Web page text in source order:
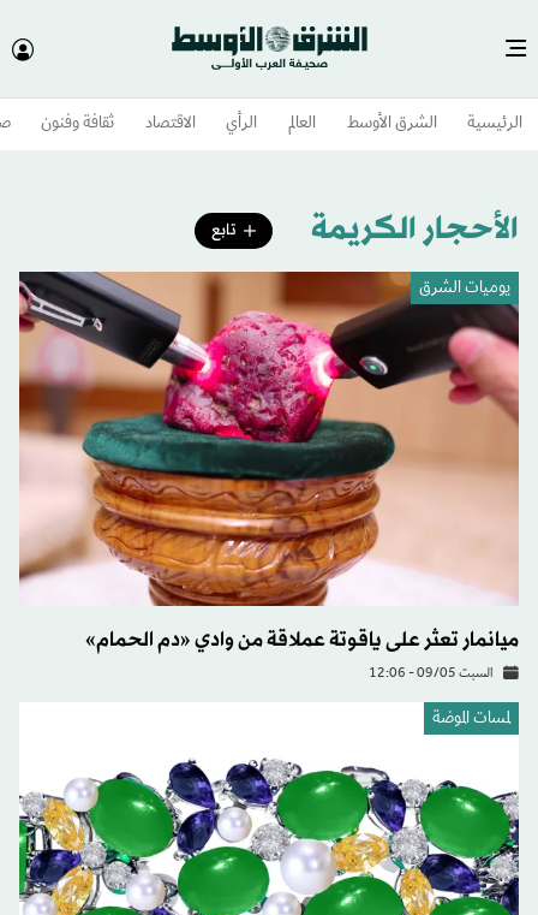
الرئيسية الشرق الأوسط​ العالم الرأي الاقتصاد ثقافة وفنون
الأحجار الكريمة تابع
يوميات الشرق
ميانمار تعثر على ياقوتة عملاقة من وادي «دم الحمام»
السبت 09/05 - 12:06
لمسات الموضة